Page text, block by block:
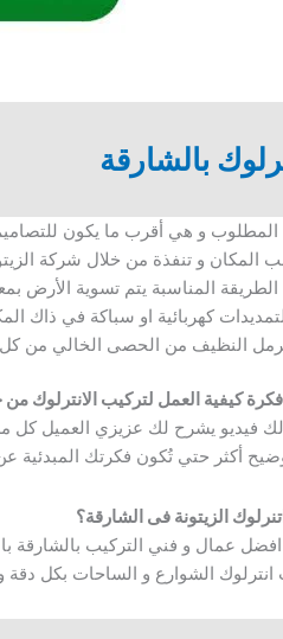
بالشارقة
و هي أقرب ما يكون للتصاميم
و تنفذة من خلال شركة
الطريقة المناسبة يتم تسوية
كهربائية او سباكة في ذاك
النظيف من الحصى الخالي
كيفية العمل لتركيب الانترلوك من
فيديو يشرح لك عزيزي العميل كل
أكثر حتي تُكون فكرتك المبدئية
الزيتونة فى الشارقة؟
افضل عمال و فني التركيب
الشوارع و الساحات بكل دقة